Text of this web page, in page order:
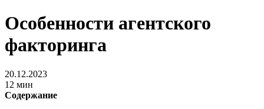
Особенности агентского
факторинга
20.12.2023
12 мин
Содержание